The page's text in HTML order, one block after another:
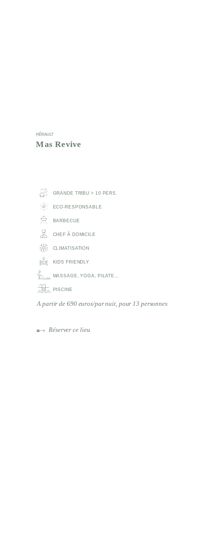
HÉRAULT
Mas Revive
GRANDE TRIBU > 10 PERS.
ECO-RESPONSABLE
BARBECUE
CHEF À DOMICILE
CLIMATISATION
KIDS FRIENDLY
MASSAGE, YOGA, PILATE...
PISCINE
A partir de 690 euros/par nuit, pour 13 personnes
Réserver ce lieu